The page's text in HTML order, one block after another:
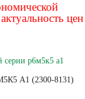
цен
серии р6м5к5 а1
А1 (2300-8131)